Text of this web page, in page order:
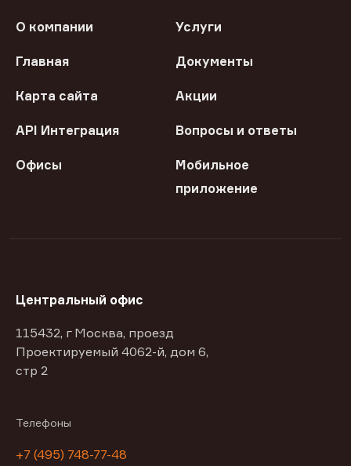
О компании Услуги
Главная Документы
Карта сайта Акции
API Интеграция Вопросы и ответы
Офисы
Мобильное
приложение
Центральный офис
115432, г Москва, проезд
Проектируемый 4062-й, дом 6,
стр 2
Телефоны
+7 (495) 748-77-48